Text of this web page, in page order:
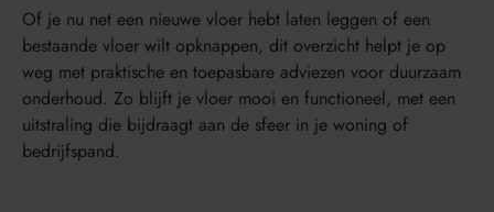
Of je nu net een nieuwe vloer hebt laten leggen of een
bestaande vloer wilt opknappen, dit overzicht helpt je op
weg met praktische en toepasbare adviezen voor duurzaam
onderhoud. Zo blijft je vloer mooi en functioneel, met een
uitstraling die bijdraagt aan de sfeer in je woning of
bedrijfspand.